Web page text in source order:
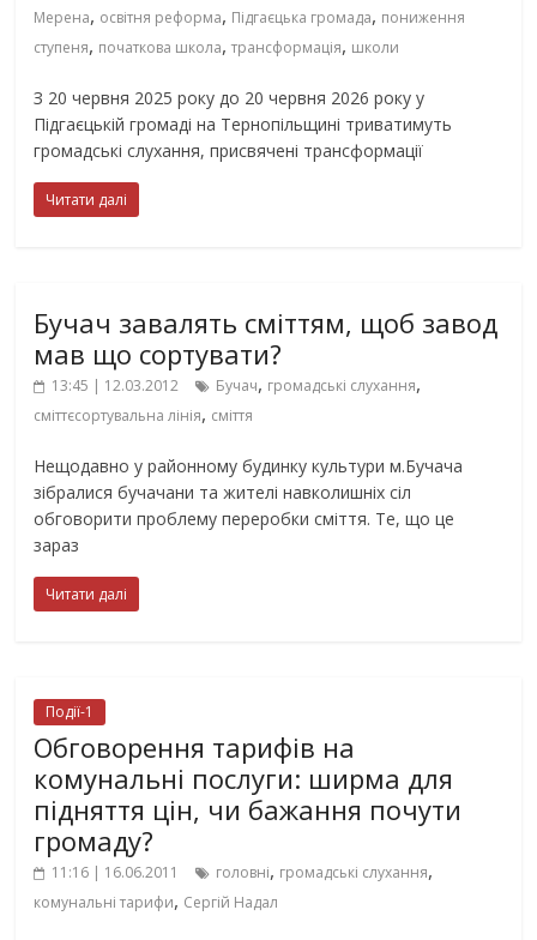
Мерена, освітня реформа, Підгаєцька громада, пониження
ступеня, початкова школа,трансформація, школи
З 20 червня 2025 року до 20 червня 2026 року у
Підгаєцькій громаді на Тернопільщині триватимуть
громадські слухання, присвячені трансформації
Читати далі
Бучач завалять сміттям, щоб завод
мав що сортувати?
13:45 | 12.03.2012 Бучач, громадські слухання,
сміттєсортувальна лінія, сміття
Нещодавно у районному будинку культури м.Бучача
зібралися бучачани та жителі навколишніх сіл
обговорити проблему переробки сміття. Те, що це
зараз
Читати далі
Події-1
Обговорення тарифів на
комунальні послуги: ширма для
підняття цін, чи бажання почути
громаду?
11:16 | 16.06.2011 головні, громадські слухання,
комунальні тарифи, Сергій Надал